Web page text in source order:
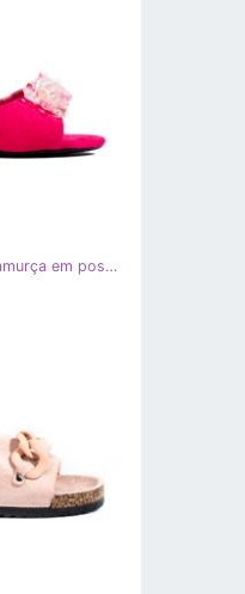
W. Potocki Sandálias de camurça em poste com cristais fúcsia Potocki rosa